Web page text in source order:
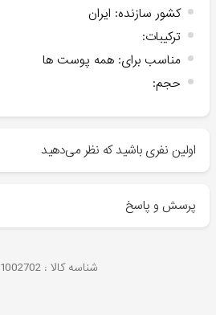
کشور سازنده: ایران
ترکیبات:
مناسب برای: همه پوست ها
حجم:
اولین نفری باشید که نظر می‌دهید
پرسش و پاسخ
شناسه کالا :1002702